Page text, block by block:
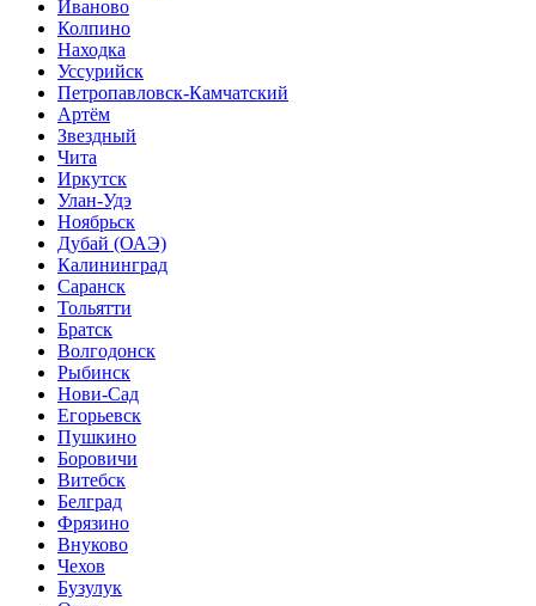
Иваново
Колпино
Находка
Уссурийск
Петропавловск-Камчатский
Артём
Звездный
Чита
Иркутск
Улан-Удэ
Ноябрьск
Дубай (ОАЭ)
Калининград
Саранск
Тольятти
Братск
Волгодонск
Рыбинск
Нови-Сад
Егорьевск
Пушкино
Боровичи
Витебск
Белград
Фрязино
Внуково
Чехов
Бузулук